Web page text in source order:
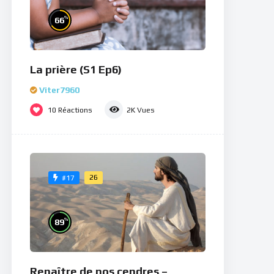
66%
La prière (S1 Ep6)
Viter7960
10 Réactions 2K Vues
#17 26
89%
Renaître de nos cendres –